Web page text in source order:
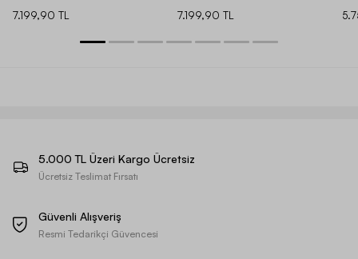
7.199,90 TL 7.199,90 TL
5.000 TL Üzeri Kargo Ücretsiz
Ücretsiz Teslimat Fırsatı
Güvenli Alışveriş
Resmi Tedarikçi Güvencesi